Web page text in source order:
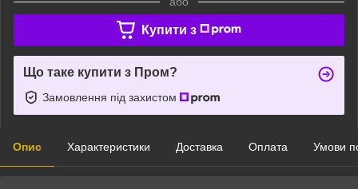
Купити з
Що таке купити з Пром?
Замовлення під захистом
Опис Характеристики Доставка Оплата Умови